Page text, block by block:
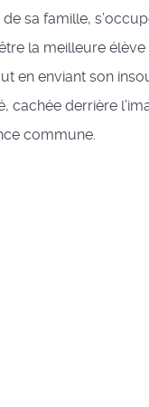
de sa famille,
la meilleure
en enviant son
cachée derrière
commune.